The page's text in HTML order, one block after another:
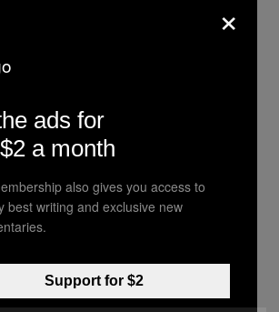
dos tribunais. Uma
dos carregadores de
capacidade na Califórnia
em disputa na justiça
no ano passado, o Supremo
queé constitucional
doméstica de terem
é que o problema não está
sim no Congresso, onde o
é visto como uma
política,graças à
×
ads for
a month
also gives you access to
best writing and exclusive new
Support for $2